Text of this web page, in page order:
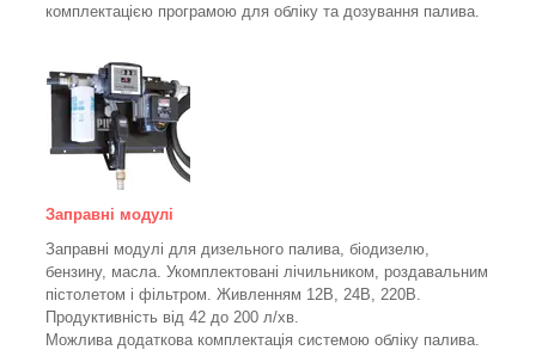
комплектацією програмою для обліку та дозування палива.
Заправні модулі
Заправні модулі для дизельного палива, біодизелю,
бензину, масла. Укомплектовані лічильником, роздавальним
пістолетом і фільтром. Живленням 12В, 24В, 220В.
Продуктивність від 42 до 200 л/хв.
Можлива додаткова комплектація системою обліку палива.